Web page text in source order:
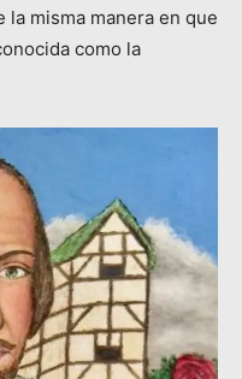
la misma manera en que
como la